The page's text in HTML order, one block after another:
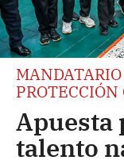
PROTECCIÓN
Apuesta
talento